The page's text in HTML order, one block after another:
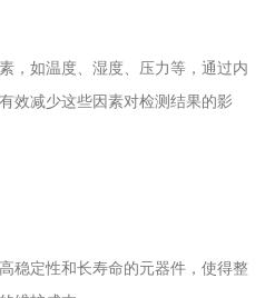
如温度、湿度、压力等，通过内
效减少这些因素对检测结果的影
定性和长寿命的元器件，使得整